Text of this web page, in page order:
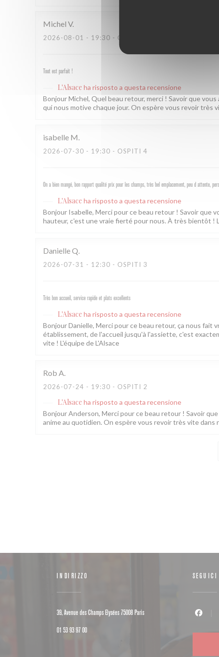
Michel V
2026-08-01 - 19:30 - OSPITI 2
Tout est parfait !
L'Alsace ha risposto a questa recensione
Bonjour Michel, Quel beau retour, merci ! Savoir que
qui nous motive chaque jour. On espère vous revoir très
isabelle M
2026-07-30 - 19:30 - OSPITI 4
On a bien mangé, bon rapport qualité prix pour les champs, très bel emplacement, peu d attente,
L'Alsace ha risposto a questa recensione
Bonjour Isabelle, Merci pour ce beau retour ! Savoir que
hauteur, c'est une vraie fierté pour nous. À très bientôt !
DanielleQ
2026-07-31 - 12:30 - OSPITI 3
Très bon accueil, service rapide et plats excellents
L'Alsace ha risposto a questa recensione
Bonjour Danielle, Merci pour ce beau retour, ça nous fait
établissement, de l'accueil jusqu'à l'assiette, c'est
vite ! L'équipe de L'Alsace
Rob A
2026-07-24 - 19:30 - OSPITI 2
L'Alsace ha risposto a questa recensione
Bonjour Anderson, Merci pour ce beau retour ! Savoir
anime au quotidien. On espère vous revoir très vite dans
INDIRIZZO
39, Avenue des Champs Elysées 75008 Paris((apre una nuova finestra))
01 53 93 97 00
SEGUICI